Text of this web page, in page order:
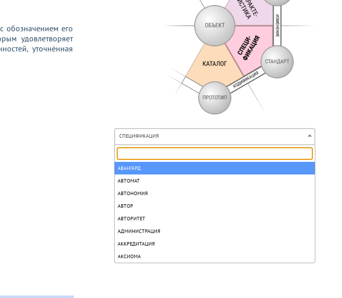
обозначением его
удовлетворяет
уточнённая
СПЕЦИФИКАЦИЯ
АВАНГАРД
АВТОМАТ
АВТОНОМИЯ
АВТОР
АВТОРИТЕТ
АДМИНИСТРАЦИЯ
АККРЕДИТАЦИЯ
АКСИОМА